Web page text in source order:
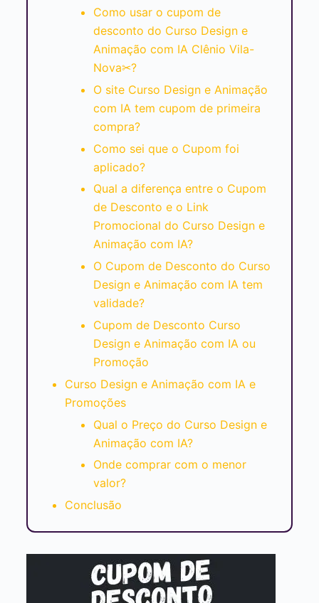
Como usar o cupom de
desconto do Curso Design e
Animação com IA Clênio Vila-
Nova✂?
O site Curso Design e Animação
com IA tem cupom de primeira
compra?
Como sei que o Cupom foi
aplicado?
Qual a diferença entre o Cupom
de Desconto e o Link
Promocional do Curso Design e
Animação com IA?
O Cupom de Desconto do Curso
Design e Animação com IA tem
validade?
Cupom de Desconto Curso
Design e Animação com IA ou
Promoção
Curso Design e Animação com IA e
Promoções
Qual o Preço do Curso Design e
Animação com IA?
Onde comprar com o menor
valor?
Conclusão